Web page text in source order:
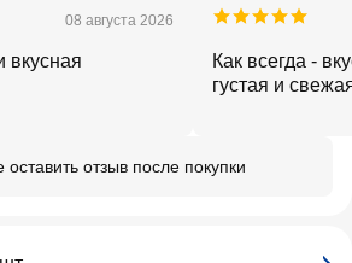
08 августа 2026
вкусная
Как всегда -
густая и
отзыв после покупки